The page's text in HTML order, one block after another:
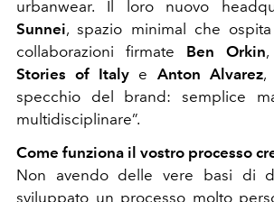
urbanwear. Il loro nuovo
Sunnei, spazio minimal che
collaborazioni firmate Ben Orkin,
Stories of Italy e Anton Alvarez,
specchio del brand: semplice
multidisciplinare”.
Come funziona il vostro processo
Non avendo delle vere basi di
sviluppato un processo molto